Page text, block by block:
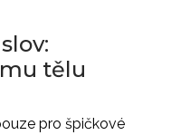
tělu
pro špičkové